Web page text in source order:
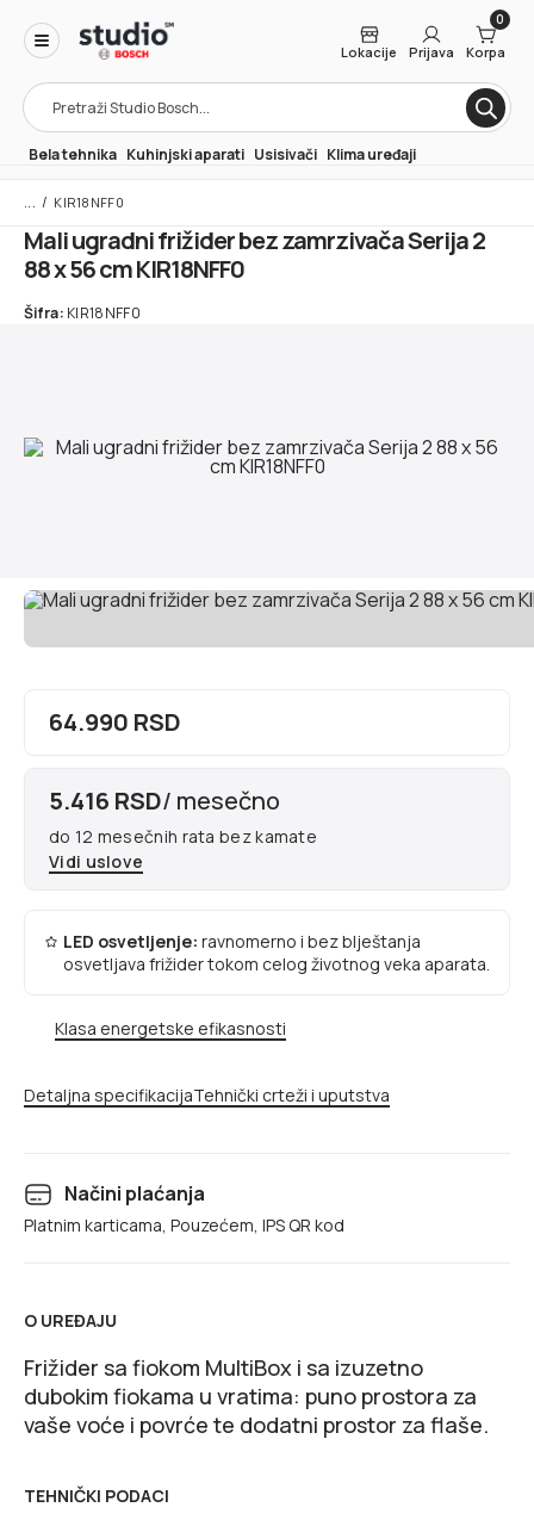
Products
search
Lokacije Prijava
0
Korpa
Bela tehnika Kuhinjski aparati Usisivači Klima uređaji
/ KIR18NFF0
Mali ugradni frižider bez zamrzivača Serija 2
88 x 56 cm KIR18NFF0
Šifra: KIR18NFF0
64.990 RSD
5.416 RSD/ mesečno
do 12 mesečnih rata bez kamate
Vidi uslove
LED osvetljenje: ravnomerno i bez blještanja
osvetljava frižider tokom celog životnog veka aparata.
Klasa energetske efikasnosti
Detaljna specifikacijaTehnički crteži i uputstva
Načini plaćanja
Platnim karticama, Pouzećem, IPS QR kod
O UREĐAJU
Frižider sa fiokom MultiBox i sa izuzetno
dubokim fiokama u vratima: puno prostora za
vaše voće i povrće te dodatni prostor za flaše.
TEHNIČKI PODACI